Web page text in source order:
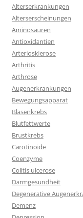
Alterserkrankungen
Alterserscheinungen
Aminosäuren
Antioxidantien
Arteriosklerose
Arthritis
Arthrose
Augenerkrankungen
Bewegungsapparat
Blasenkrebs
Blutfettwerte
Brustkrebs
Carotinoide
Coenzyme
Colitis ulcerose
Darmgesundheit
Degenerative
Demenz